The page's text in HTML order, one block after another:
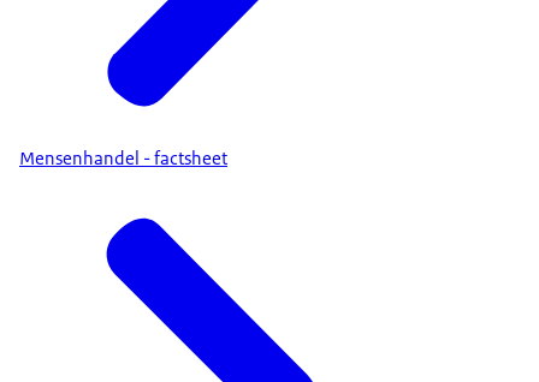
Mensenhandel - factsheet